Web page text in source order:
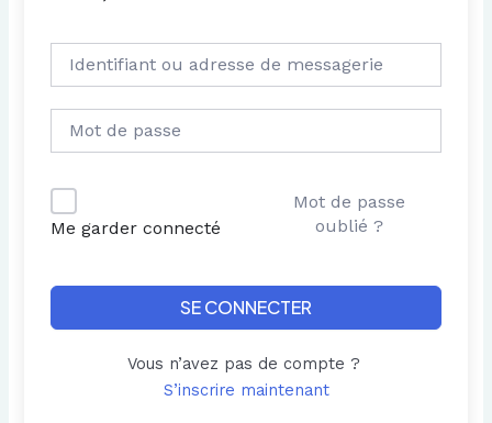
Me garder connecté
Mot de passe
oublié ?
SE CONNECTER
Vous n’avez pas de compte ?
S’inscrire maintenant